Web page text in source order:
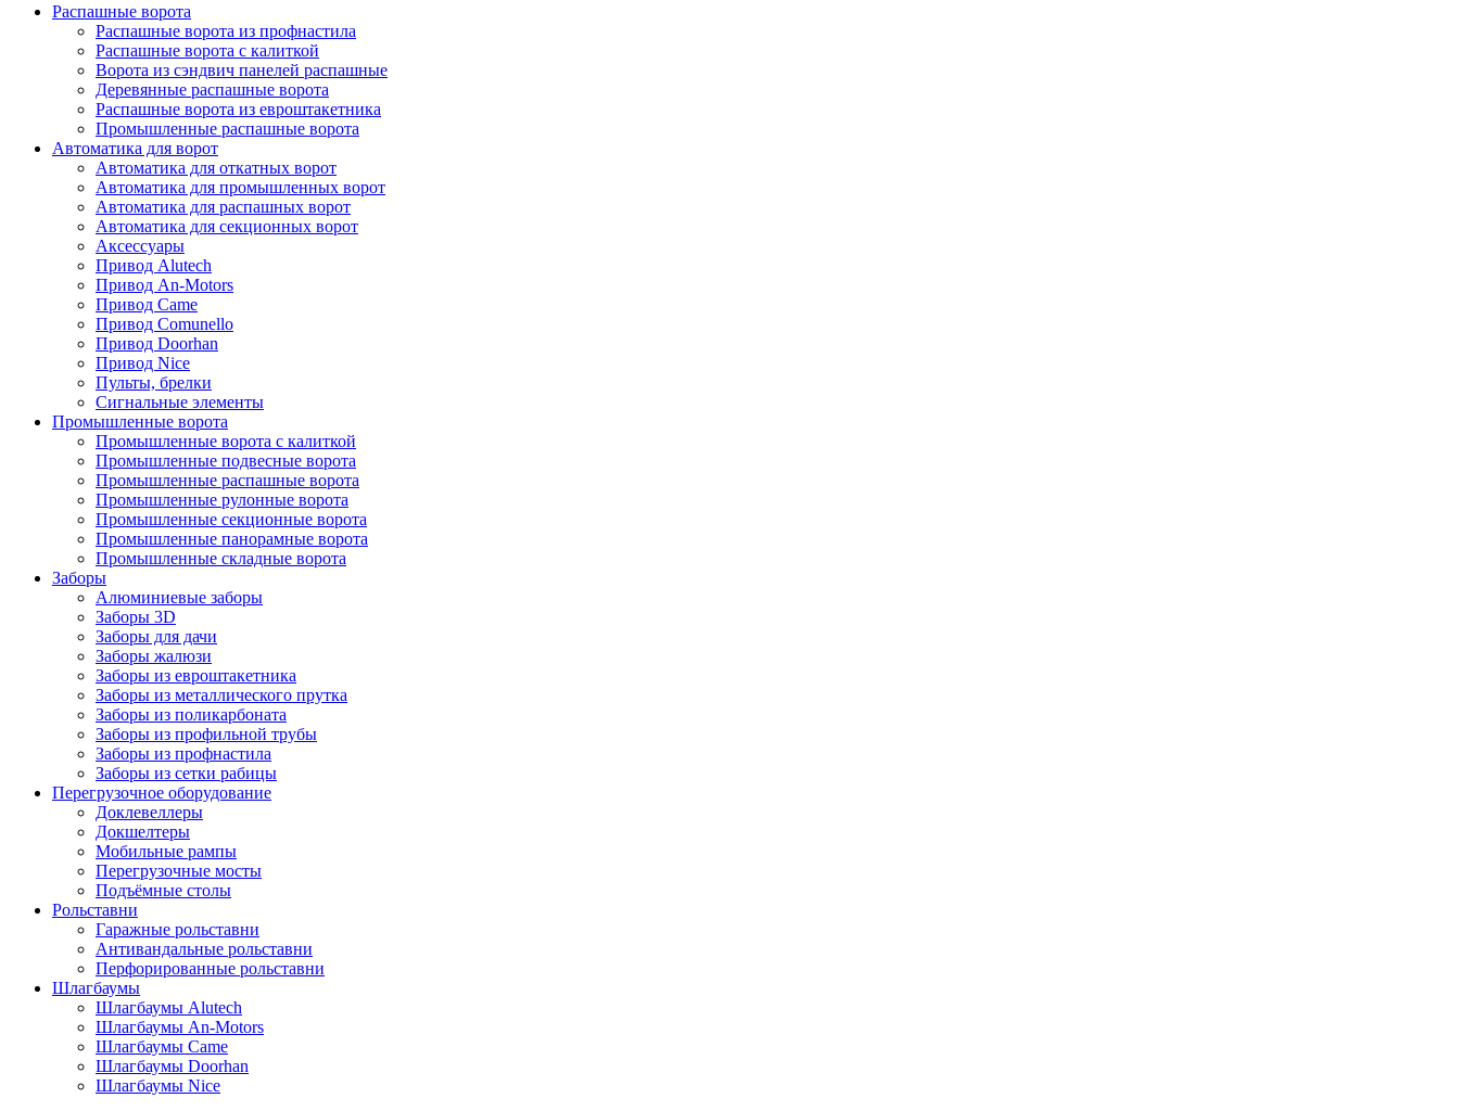
Распашные ворота
Распашные ворота из профнастила
Распашные ворота с калиткой
Ворота из сэндвич панелей распашные
Деревянные распашные ворота
Распашные ворота из евроштакетника
Промышленные распашные ворота
Автоматика для ворот
Автоматика для откатных ворот
Автоматика для промышленных ворот
Автоматика для распашных ворот
Автоматика для секционных ворот
Аксессуары
Привод Alutech
Привод An-Motors
Привод Came
Привод Comunello
Привод Doorhan
Привод Nice
Пульты, брелки
Сигнальные элементы
Промышленные ворота
Промышленные ворота с калиткой
Промышленные подвесные ворота
Промышленные распашные ворота
Промышленные рулонные ворота
Промышленные секционные ворота
Промышленные панорамные ворота
Промышленные складные ворота
Заборы
Алюминиевые заборы
Заборы 3D
Заборы для дачи
Заборы жалюзи
Заборы из евроштакетника
Заборы из металлического прутка
Заборы из поликарбоната
Заборы из профильной трубы
Заборы из профнастила
Заборы из сетки рабицы
Перегрузочное оборудование
Доклевеллеры
Докшелтеры
Мобильные рампы
Перегрузочные мосты
Подъёмные столы
Рольставни
Гаражные рольставни
Антивандальные рольставни
Перфорированные рольставни
Шлагбаумы
Шлагбаумы Alutech
Шлагбаумы An-Motors
Шлагбаумы Came
Шлагбаумы Doorhan
Шлагбаумы Nice